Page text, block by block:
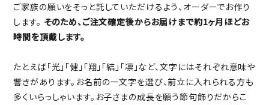
ご家族の願いをそっと託していただけるよう、オーダーでお作り
します。 そのため、ご注文確定後からお届けまで約1ヶ月ほどお
時間を頂戴します。
たとえば「光」「健」「翔」「結」「凛」など、文字にはそれぞれ意味や
響きがあります。お名前の一文字を選び、前立に入れられる方も
多くいらっしゃいます。お子さまの成長を願う節句飾りだからこ